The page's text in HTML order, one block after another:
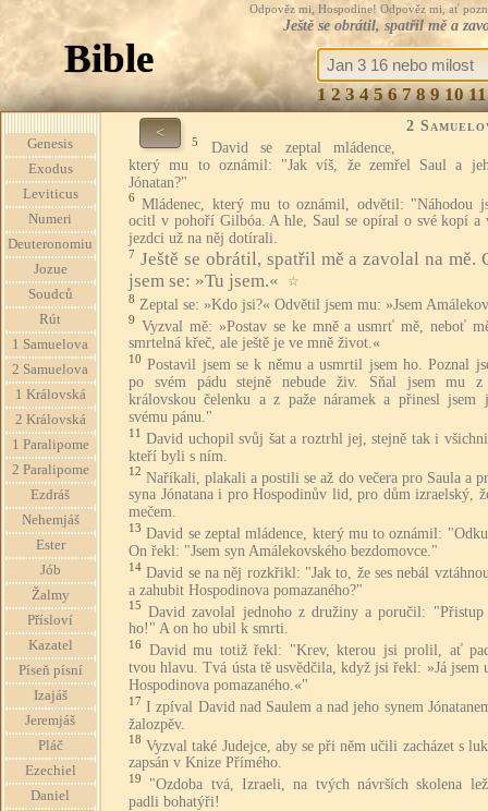
Odpověz mi, Hospodine! Odpověz mi, ať
Ještě se obrátil, spatřil mě a
Bible
1 2 3 4 5 6 7 8 9 10 11
Genesis
Exodus
Leviticus
Numeri
Deuteronomiu
Jozue
Soudců
Rút
1 Samuelova
2 Samuelova
1 Královská
2 Královská
1 Paralipome
2 Paralipome
Ezdráš
Nehemjáš
Ester
Jób
Žalmy
Přísloví
Kazatel
Píseň písní
Izajáš
Jeremjáš
Pláč
Ezechiel
Daniel
< 2
5
David se zeptal mládence,
který mu to oznámil: "Jak víš, že zemřel Saul a
Jónatan?"
6
Mládenec, který mu to oznámil, odvětil: "Náhodou
ocitl v pohoří Gilbóa. A hle, Saul se opíral o své kopí a
jezdci už na něj dotírali.
7 Ještě se obrátil, spatřil mě a zavolal na mě.
jsem se: »Tu jsem.«
☆
8 Zeptal se: »Kdo jsi?« Odvětil jsem mu: »Jsem
9 Vyzval mě: »Postav se ke mně a usmrť mě, neboť
smrtelná křeč, ale ještě je ve mně život.«
10 Postavil jsem se k němu a usmrtil jsem ho. Poznal
po svém pádu stejně nebude živ. Sňal jsem mu z
královskou čelenku a z paže náramek a přinesl jsem
svému pánu."
11 David uchopil svůj šat a roztrhl jej, stejně tak i
kteří byli s ním.
12 Naříkali, plakali a postili se až do večera pro Saula a
syna Jónatana i pro Hospodinův lid, pro dům izraelský,
mečem.
13 David se zeptal mládence, který mu to oznámil:
On řekl: "Jsem syn Amálekovského bezdomovce."
14 David se na něj rozkřikl: "Jak to, že ses nebál
a zahubit Hospodinova pomazaného?"
15
David zavolal jednoho z družiny a poručil: "Přistup
ho!" A on ho ubil k smrti.
16
David mu totiž řekl: "Krev, kterou jsi prolil, ať
tvou hlavu. Tvá ústa tě usvědčila, když jsi řekl: »Já jsem
Hospodinova pomazaného.«"
17 I zpíval David nad Saulem a nad jeho synem
žalozpěv.
18 Vyzval také Judejce, aby se při něm učili zacházet s
zapsán v Knize Přímého.
19
"Ozdoba tvá, Izraeli, na tvých návrších skolena
padli bohatýři!